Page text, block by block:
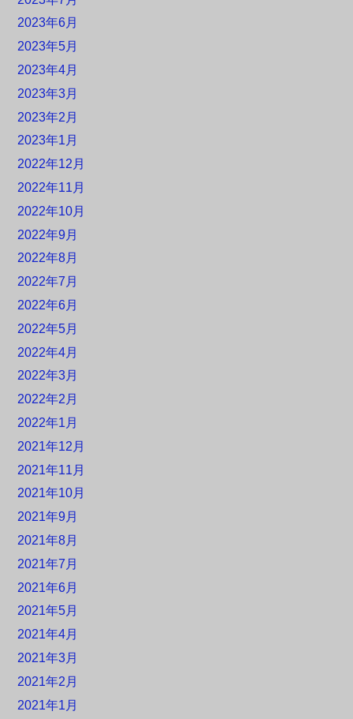
2023年6月
2023年5月
2023年4月
2023年3月
2023年2月
2023年1月
2022年12月
2022年11月
2022年10月
2022年9月
2022年8月
2022年7月
2022年6月
2022年5月
2022年4月
2022年3月
2022年2月
2022年1月
2021年12月
2021年11月
2021年10月
2021年9月
2021年8月
2021年7月
2021年6月
2021年5月
2021年4月
2021年3月
2021年2月
2021年1月